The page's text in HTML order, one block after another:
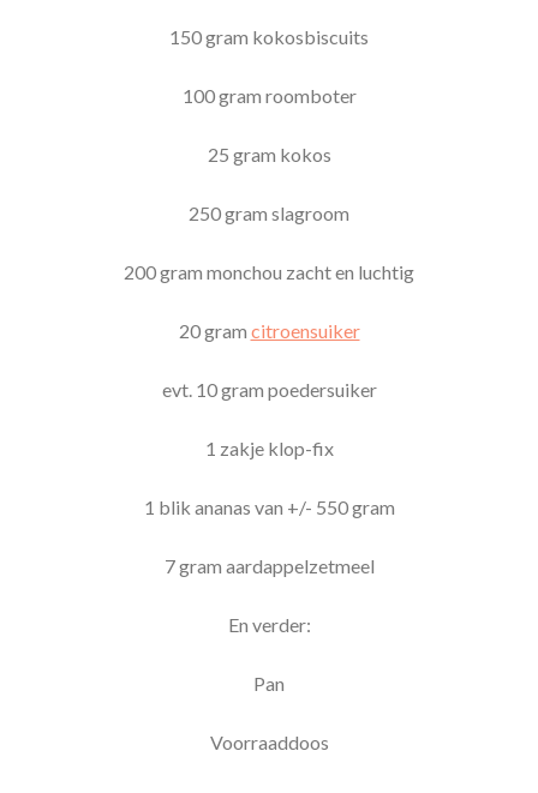
150 gram kokosbiscuits
100 gram roomboter
25 gram kokos
250 gram slagroom
200 gram monchou zacht en luchtig
20 gram citroensuiker
evt. 10 gram poedersuiker
1 zakje klop-fix
1 blik ananas van +/- 550 gram
7 gram aardappelzetmeel
En verder:
Pan
Voorraaddoos